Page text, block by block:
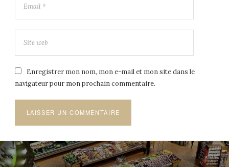
Enregistrer mon nom, mon e-mail et mon site dans le
navigateur pour mon prochain commentaire.
Navigation